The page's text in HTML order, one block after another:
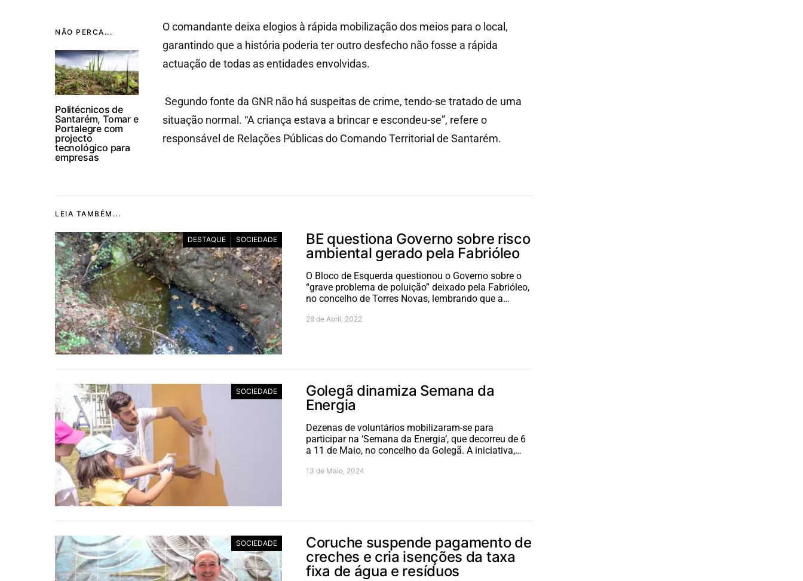
NÃO PERCA...
Politécnicos de
Santarém, Tomar e
Portalegre com
projecto
tecnológico para
empresas
O comandante deixa elogios à rápida mobilização dos meios para o local,
garantindo que a história poderia ter outro desfecho não fosse a rápida
actuação de todas as entidades envolvidas.
Segundo fonte da GNR não há suspeitas de crime, tendo-se tratado de uma
situação normal. “A criança estava a brincar e escondeu-se”, refere o
responsável de Relações Públicas do Comando Territorial de Santarém.
LEIA TAMBÉM...
DESTAQUE SOCIEDADE
BE questiona Governo sobre risco
ambiental gerado pela Fabrióleo
O Bloco de Esquerda questionou o Governo sobre o
“grave problema de poluição” deixado pela Fabrióleo,
no concelho de Torres Novas, lembrando que a…
28 de Abril, 2022
SOCIEDADE
Golegã dinamiza Semana da
Energia
Dezenas de voluntários mobilizaram-se para
participar na ‘Semana da Energia’, que decorreu de 6
a 11 de Maio, no concelho da Golegã. A iniciativa,…
13 de Maio, 2024
SOCIEDADE
Coruche suspende pagamento de
creches e cria isenções da taxa
fixa de água e resíduos